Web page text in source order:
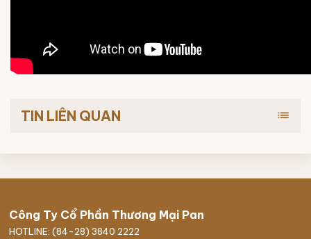
TIN LIÊN QUAN list
Công Ty Cổ Phần Thương Mại Pan
HOTLINE: (84-28) 3840 2222